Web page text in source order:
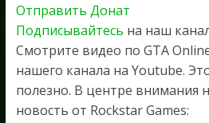
Отправить Донат
Подписывайтесь на наш
Смотрите видео по GTA
нашего канала на Youtube.
полезно. В центре внимания
новость от Rockstar Games: